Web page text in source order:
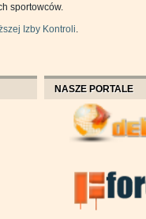
sportowców.
Izby Kontroli
NASZE PORTALE